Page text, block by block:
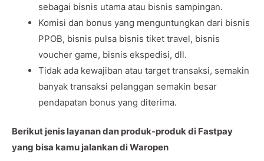
sebagai bisnis utama atau bisnis sampingan.
Komisi dan bonus yang menguntungkan dari bisnis
PPOB, bisnis pulsa bisnis tiket travel, bisnis
voucher game, bisnis ekspedisi, dll.
Tidak ada kewajiban atau target transaksi, semakin
banyak transaksi pelanggan semakin besar
pendapatan bonus yang diterima.
Berikut jenis layanan dan produk-produk di Fastpay
yang bisa kamu jalankan di Waropen